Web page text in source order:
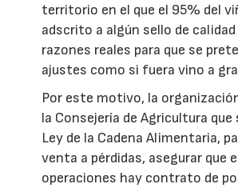
territorio en el que el 95% del
adscrito a algún sello de
razones reales para que se
ajustes como si fuera vino a
Por este motivo, la
la Consejería de Agricultura que
Ley de la Cadena Alimentaria,
venta a pérdidas, asegurar que
operaciones hay contrato de